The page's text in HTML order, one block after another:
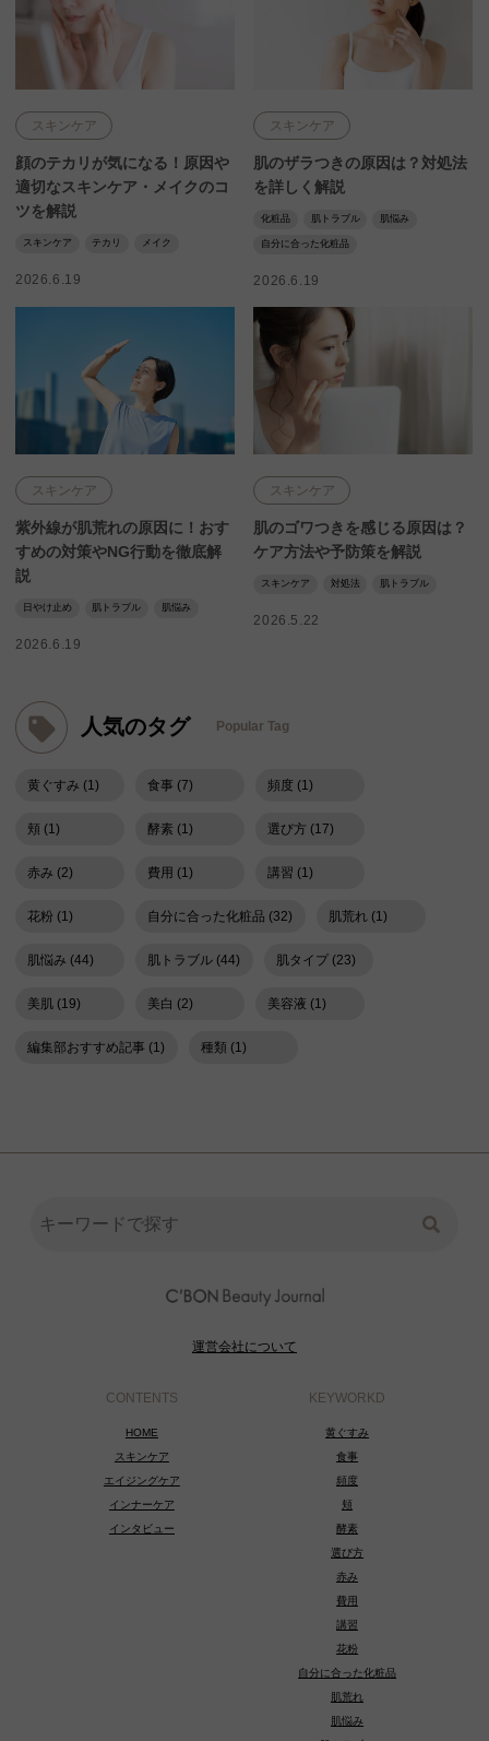
スキンケア
顔のテカリが気になる！原因や
適切なスキンケア・メイクのコ
ツを解説
スキンケア テカリ メイク
2026.6.19
スキンケア
肌のザラつきの原因は？対処法
を詳しく解説
化粧品 肌トラブル 肌悩み
自分に合った化粧品
2026.6.19
スキンケア
紫外線が肌荒れの原因に！おす
すめの対策やNG行動を徹底解
説
日やけ止め 肌トラブル 肌悩み
2026.6.19
スキンケア
肌のゴワつきを感じる原因は？
ケア方法や予防策を解説
スキンケア 対処法 肌トラブル
2026.5.22
人気のタグ Popular Tag
黄ぐすみ (1) 食事 (7) 頻度 (1)
頬 (1) 酵素 (1) 選び方 (17)
赤み (2) 費用 (1) 講習 (1)
花粉 (1) 自分に合った化粧品 (32) 肌荒れ (1)
肌悩み (44) 肌トラブル (44) 肌タイプ (23)
美肌 (19) 美白 (2) 美容液 (1)
編集部おすすめ記事 (1) 種類 (1)
運営会社について
CONTENTS
HOME
スキンケア
エイジングケア
インナーケア
インタビュー
KEYWORKD
黄ぐすみ
食事
頻度
頬
酵素
選び方
赤み
費用
講習
花粉
自分に合った化粧品
肌荒れ
肌悩み